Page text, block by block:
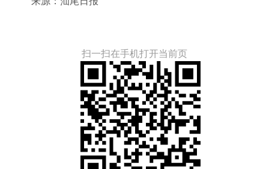
扫一扫在手机打开当前页